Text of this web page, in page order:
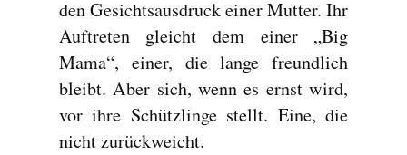
den Gesichtsausdruck einer Mutter. Ihr
Auftreten gleicht dem einer „Big
Mama“, einer, die lange freundlich
bleibt. Aber sich, wenn es ernst wird,
vor ihre Schützlinge stellt. Eine, die
nicht zurückweicht.